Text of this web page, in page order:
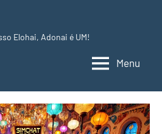
Elohai, Adonai é UM!
Menu